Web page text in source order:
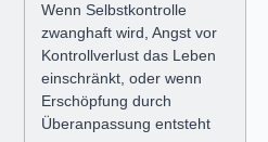
Wenn Selbstkontrolle
zwanghaft wird, Angst vor
Kontrollverlust das Leben
einschränkt, oder wenn
Erschöpfung durch
Überanpassung entsteht